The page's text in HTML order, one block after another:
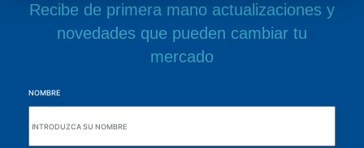
Recibe de primera mano actualizaciones y
novedades que pueden cambiar tu
mercado
NOMBRE